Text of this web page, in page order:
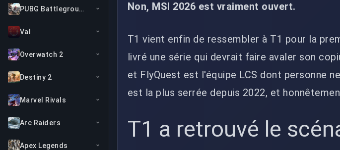
PUBG Battlegrounds
Val
Overwatch 2
Destiny 2
Marvel Rivals
Arc Raiders
Apex Legends
Non, MSI 2026 est vraiment ouvert.
T1 vient enfin de ressembler à T1 pour la
livré une série qui devrait faire avaler son
et FlyQuest est l'équipe LCS dont personne
est la plus serrée depuis 2022, et
T1 a retrouvé le